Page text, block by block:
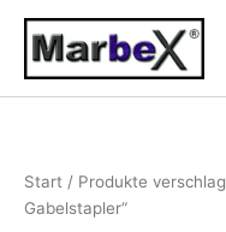
Zum
Inhalt
springen
Start / Produkte
Gabelstapler“